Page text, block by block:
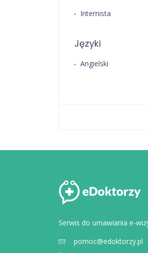
Internista
Języki
Angielski
Serwis do umawiania e-
pomoc@edoktorzy.pl